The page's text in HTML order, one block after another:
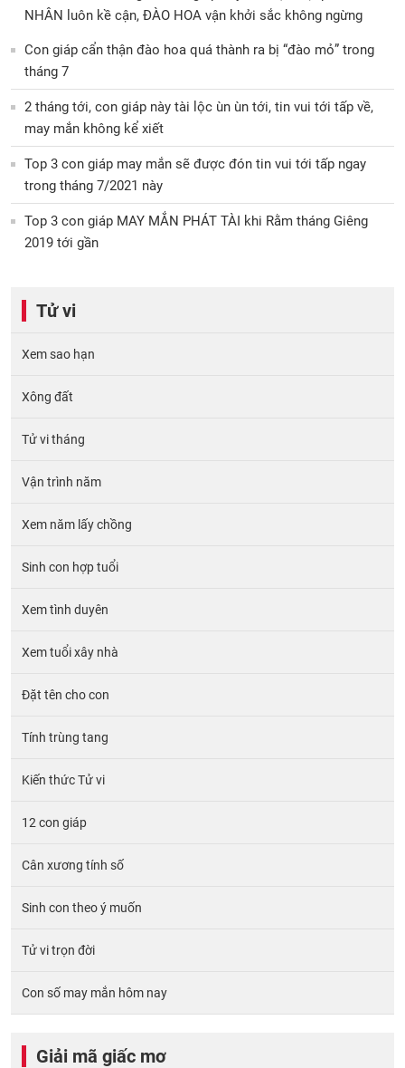
NHÂN luôn kề cận, ĐÀO HOA vận khởi sắc không ngừng
Con giáp cẩn thận đào hoa quá thành ra bị “đào mỏ” trong
tháng 7
2 tháng tới, con giáp này tài lộc ùn ùn tới, tin vui tới tấp về,
may mắn không kể xiết
Top 3 con giáp may mắn sẽ được đón tin vui tới tấp ngay
trong tháng 7/2021 này
Top 3 con giáp MAY MẮN PHÁT TÀI khi Rằm tháng Giêng
2019 tới gần
Tử vi
Xem sao hạn
Xông đất
Tử vi tháng
Vận trình năm
Xem năm lấy chồng
Sinh con hợp tuổi
Xem tình duyên
Xem tuổi xây nhà
Đặt tên cho con
Tính trùng tang
Kiến thức Tử vi
12 con giáp
Cân xương tính số
Sinh con theo ý muốn
Tử vi trọn đời
Con số may mắn hôm nay
Giải mã giấc mơ